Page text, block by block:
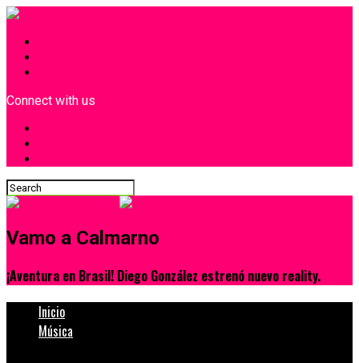
Connect with us
Vamo a Calmarno
¡Aventura en Brasil! Diego González estrenó nuevo reality.
Inicio
Música